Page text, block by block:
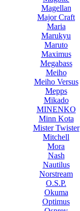
Magellan
Major Craft
Maria
Marukyu
Maruto
Maximus
Megabass
Meiho
Meiho Versus
Mepps
Mikado
MINENKO
Minn Kota
Mister Twister
Mitchell
Mora
Nash
Nautilus
Norstream
O.S.P.
Okuma
Optimus